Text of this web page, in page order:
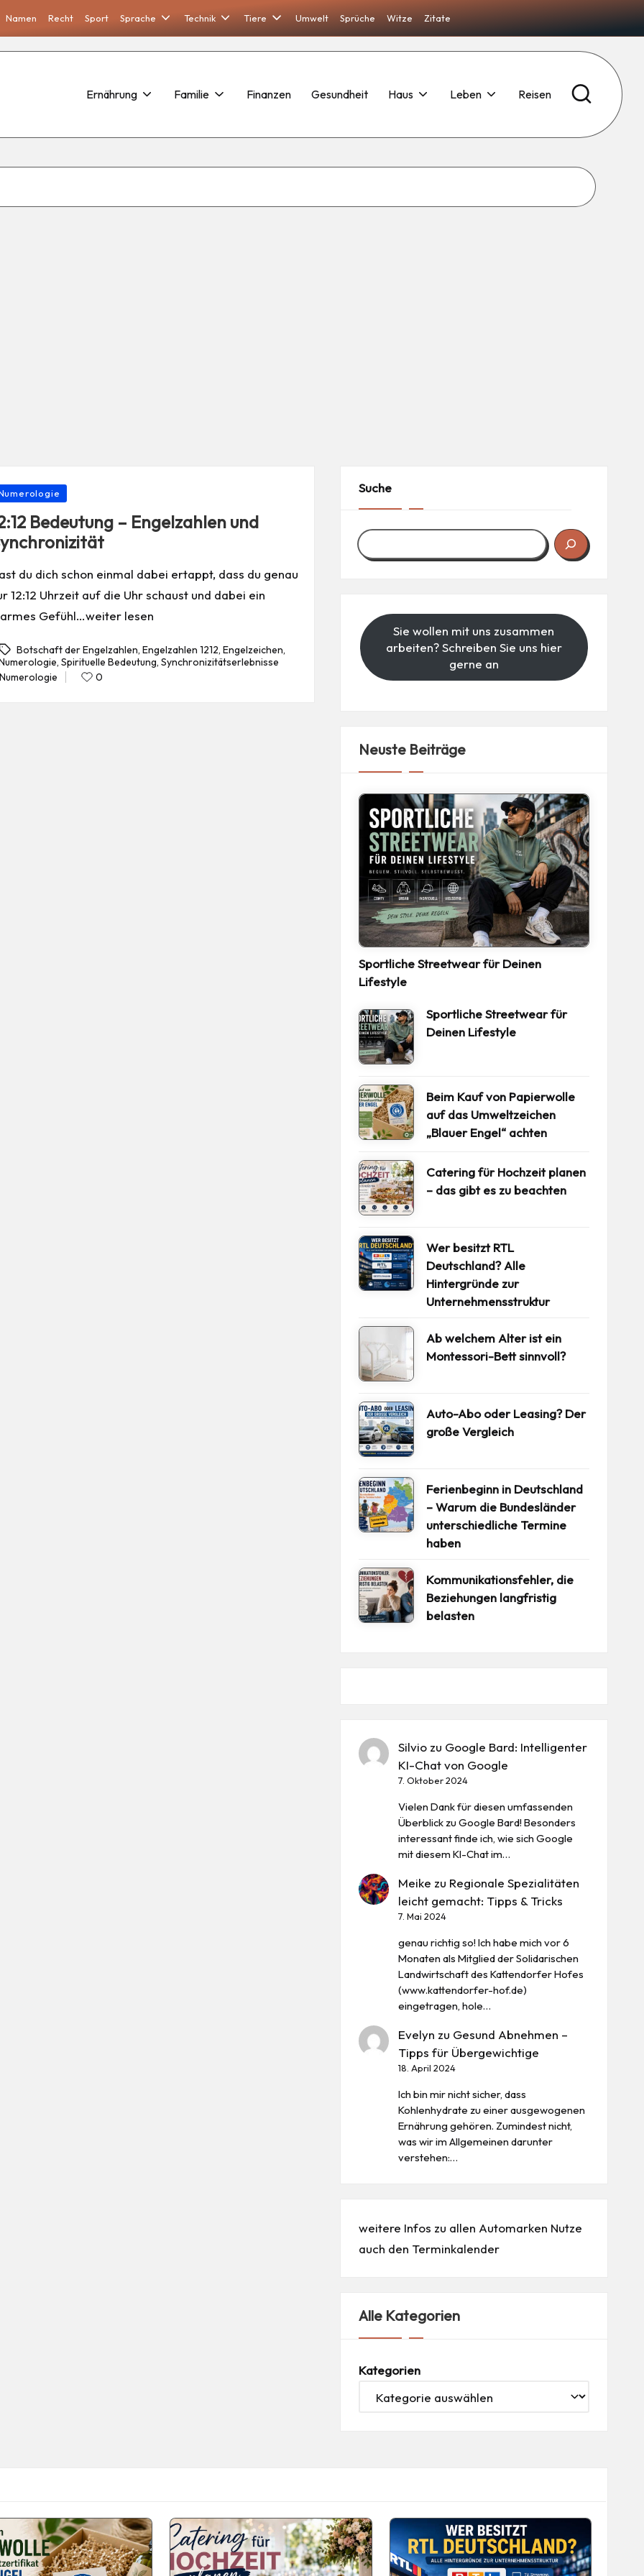
Namen Recht Sport Sprache Technik Tiere Umwelt Sprüche Witze Zitate
Ernährung Familie Finanzen Gesundheit Haus Leben Reisen
Bedeutung – Engelzahlen und
du dich schon einmal dabei ertappt, dass du genau
12:12 Uhrzeit auf die Uhr schaust und dabei ein
Gefühl…weiter lesen
Botschaft der Engelzahlen,Engelzahlen 1212,Engelzeichen,
,Spirituelle Bedeutung,Synchronizitätserlebnisse
0
Suche
Sie wollen mit uns zusammen
arbeiten? Schreiben Sie uns hier
gerne an
Neuste Beiträge
Sportliche Streetwear für Deinen
Lifestyle
Sportliche Streetwear für
Deinen Lifestyle
Beim Kauf von Papierwolle
auf das Umweltzeichen
„Blauer Engel“ achten
Catering für Hochzeit planen
– das gibt es zu beachten
Wer besitzt RTL
Deutschland? Alle
Hintergründe zur
Unternehmensstruktur
Ab welchem Alter ist ein
Montessori-Bett sinnvoll?
Auto-Abo oder Leasing? Der
große Vergleich
Ferienbeginn in Deutschland
– Warum die Bundesländer
unterschiedliche Termine
haben
Kommunikationsfehler, die
Beziehungen langfristig
belasten
Silvio zu Google Bard: Intelligenter
KI-Chat von Google
7. Oktober 2024
Vielen Dank für diesen umfassenden
Überblick zu Google Bard! Besonders
interessant finde ich, wie sich Google
mit diesem KI-Chat im…
Meike zu Regionale Spezialitäten
leicht gemacht: Tipps & Tricks
7. Mai 2024
genau richtig so! Ich habe mich vor 6
Monaten als Mitglied der Solidarischen
Landwirtschaft des Kattendorfer Hofes
(www.kattendorfer-hof.de)
eingetragen, hole…
Evelyn zu Gesund Abnehmen –
Tipps für Übergewichtige
18. April 2024
Ich bin mir nicht sicher, dass
Kohlenhydrate zu einer ausgewogenen
Ernährung gehören. Zumindest nicht,
was wir im Allgemeinen darunter
verstehen:…
weitere Infos zu allen Automarken Nutze
auch den Terminkalender
Alle Kategorien
Kategorien